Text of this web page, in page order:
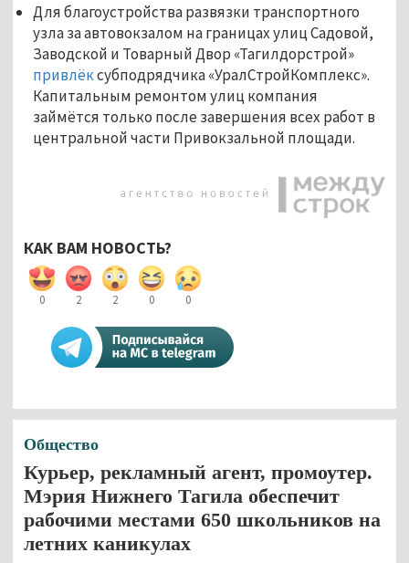
Для благоустройства развязки транспортного
узла за автовокзалом на границах улиц Садовой,
Заводской и Товарный Двор «Тагилдорстрой»
привлёксубподрядчика «УралСтройКомплекс».
Капитальным ремонтом улиц компания
займётся только после завершения всех работ в
центральной части Привокзальной площади.
КАК ВАМ НОВОСТЬ?
0 2 2 0 0
Общество
Курьер, рекламный агент, промоутер.
Мэрия Нижнего Тагила обеспечит
рабочими местами 650 школьников на
летних каникулах